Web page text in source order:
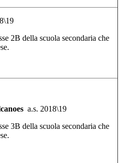
2B della scuola secondaria che
a.s. 2018\19
3B della scuola secondaria che